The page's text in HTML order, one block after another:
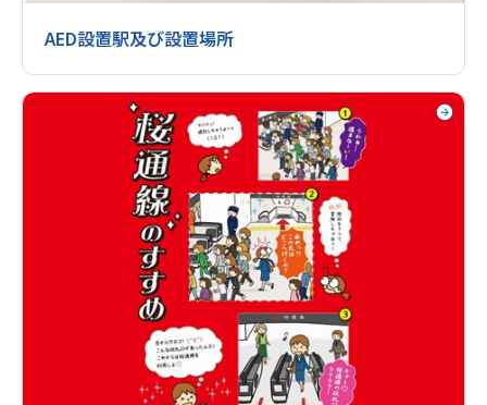
AED設置駅及び設置場所